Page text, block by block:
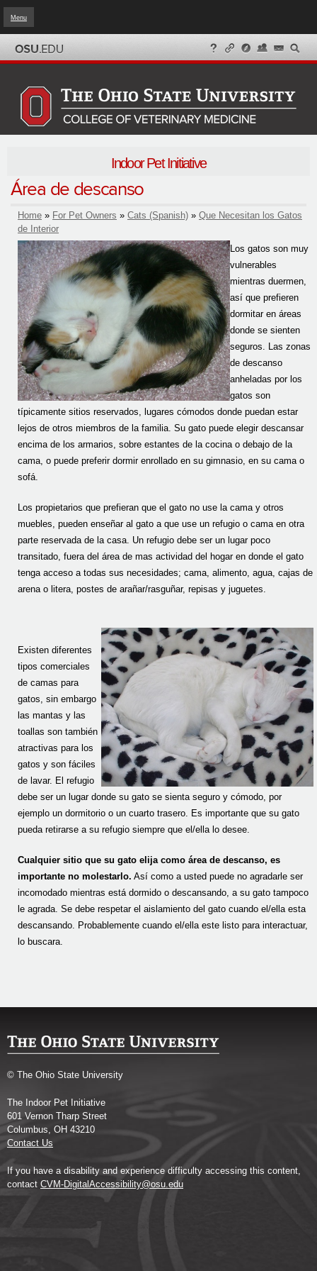
Menu
Indoor Pet Initiative
Área de descanso
You are here
Home » For Pet Owners » Cats (Spanish) » Que Necesitan los Gatos
de Interior
Los gatos son muy
vulnerables
mientras duermen,
así que prefieren
dormitar en áreas
donde se sienten
seguros. Las zonas
de descanso
anheladas por los
gatos son
típicamente sitios reservados, lugares cómodos donde puedan estar
lejos de otros miembros de la familia. Su gato puede elegir descansar
encima de los armarios, sobre estantes de la cocina o debajo de la
cama, o puede preferir dormir enrollado en su gimnasio, en su cama o
sofá.
Los propietarios que prefieran que el gato no use la cama y otros
muebles, pueden enseñar al gato a que use un refugio o cama en otra
parte reservada de la casa. Un refugio debe ser un lugar poco
transitado, fuera del área de mas actividad del hogar en donde el gato
tenga acceso a todas sus necesidades; cama, alimento, agua, cajas de
arena o litera, postes de arañar/rasguñar, repisas y juguetes.
Existen diferentes
tipos comerciales
de camas para
gatos, sin embargo
las mantas y las
toallas son también
atractivas para los
gatos y son fáciles
de lavar. El refugio
debe ser un lugar donde su gato se sienta seguro y cómodo, por
ejemplo un dormitorio o un cuarto trasero. Es importante que su gato
pueda retirarse a su refugio siempre que el/ella lo desee.
Cualquier sitio que su gato elija como área de descanso, es
importante no molestarlo. Así como a usted puede no agradarle ser
incomodado mientras está dormido o descansando, a su gato tampoco
le agrada. Se debe respetar el aislamiento del gato cuando el/ella esta
descansando. Probablemente cuando el/ella este listo para interactuar,
lo buscara.
© The Ohio State University
The Indoor Pet Initiative
601 Vernon Tharp Street
Columbus, OH 43210
Contact Us
If you have a disability and experience difficulty accessing this content,
contact CVM-DigitalAccessibility@osu.edu